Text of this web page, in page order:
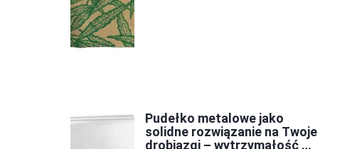
Pudełko metalowe jako
solidne rozwiązanie na Twoje
drobiazgi – wytrzymałość w